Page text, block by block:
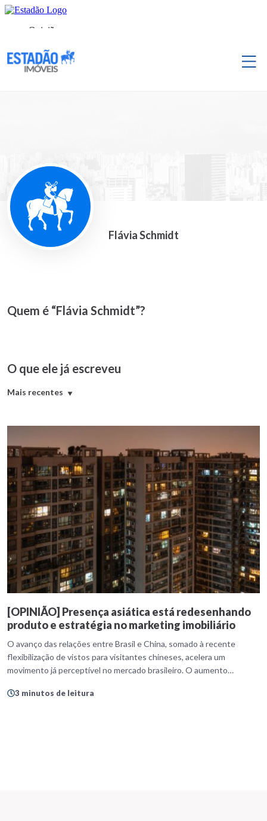
Flávia Schmidt
Quem é “Flávia Schmidt”?
O que ele já escreveu
Mais recentes
[OPINIÃO] Presença asiática está redesenhando
produto e estratégia no marketing imobiliário
O avanço das relações entre Brasil e China, somado à recente
flexibilização de vistos para visitantes chineses, acelera um
movimento já perceptível no mercado brasileiro. O aumento
vem impulsionando a criação de produtos imobiliários e estratégias
3 minutos de leitura